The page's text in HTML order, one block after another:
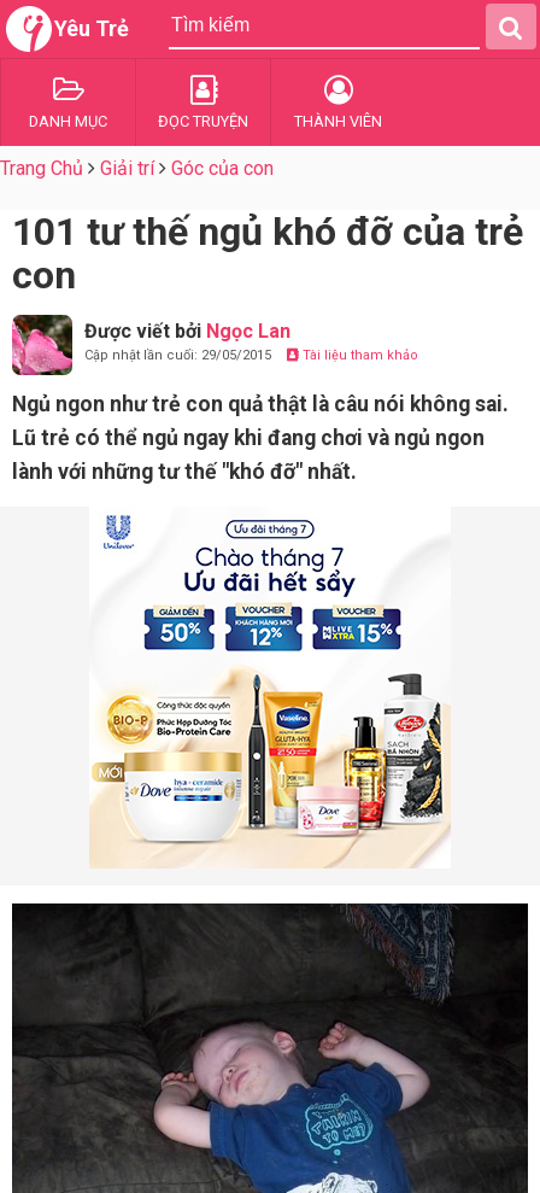
Yêu Trẻ
DANH MỤC ĐỌC TRUYỆN THÀNH VIÊN
Trang Chủ Giải trí Góc của con
101 tư thế ngủ khó đỡ của trẻ
con
Được viết bởi Ngọc Lan
Cập nhật lần cuối: 29/05/2015 Tài liệu tham khảo
Ngủ ngon như trẻ con quả thật là câu nói không sai.
Lũ trẻ có thể ngủ ngay khi đang chơi và ngủ ngon
lành với những tư thế "khó đỡ" nhất.